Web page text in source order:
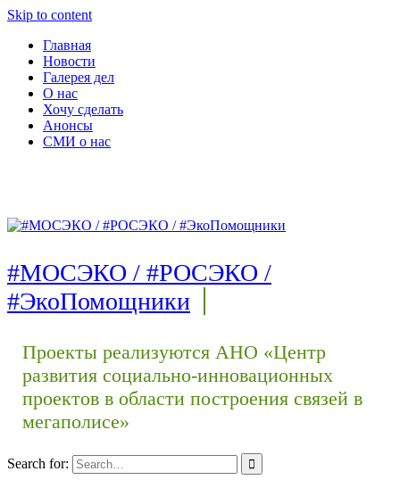
Skip to content
Главная
Новости
Галерея дел
О нас
Хочу сделать
Анонсы
СМИ о нас
#МОСЭКО / #РОСЭКО /
#ЭкоПомощники
Проекты реализуются АНО «Центр
развития социально-инновационных
проектов в области построения связей в
мегаполисе»
Search for: